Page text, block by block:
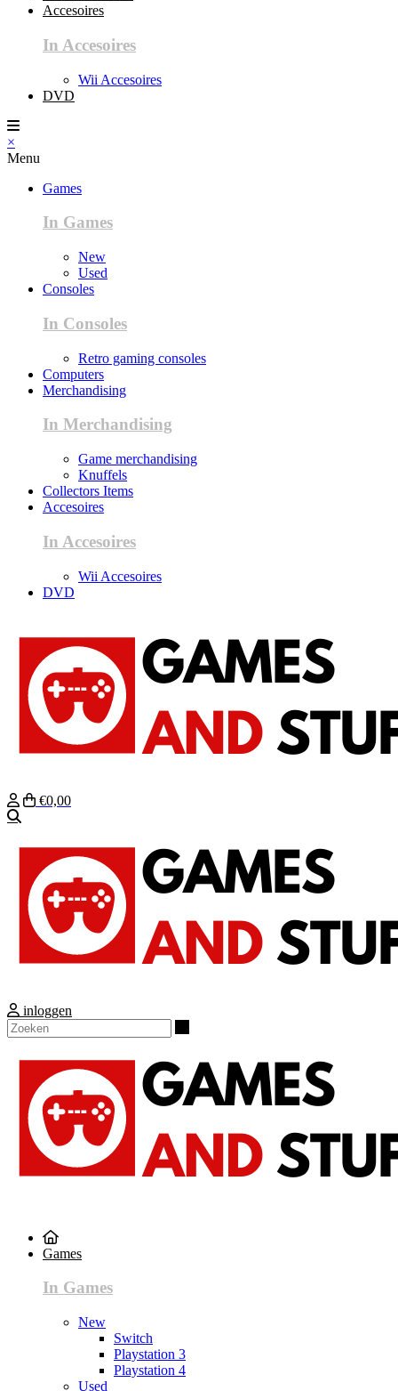
Accesoires
In Accesoires
Wii Accesoires
DVD
×
Menu
Games
In Games
New
Used
Consoles
In Consoles
Retro gaming consoles
Computers
Merchandising
In Merchandising
Game merchandising
Knuffels
Collectors Items
Accesoires
In Accesoires
Wii Accesoires
DVD
€0,00
inloggen
Games
In Games
New
Switch
Playstation 3
Playstation 4
Used